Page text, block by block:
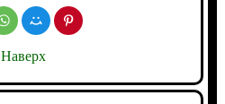
Наверх